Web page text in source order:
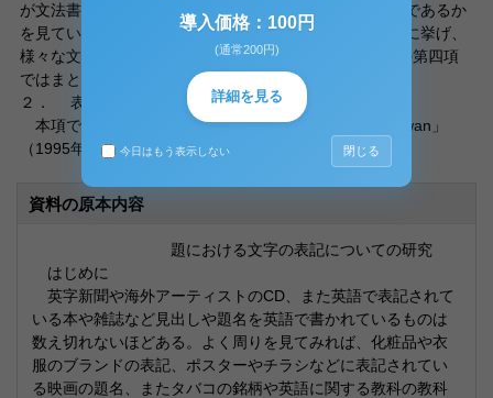
が文法書に書かれていることと照らし合わせてみてどうであるか
を見ていく。第三項では、ブランド名や雑誌の名前を例に挙げ、
様々な文字の使用の仕方について見ていく｡そして最後の第四項
ではまとめを行う。
２． 表題における大文字と小文字の使用
本項では、ユン・チアン著、土屋京子解説の「Wild Swan」
（1995年、講談社）を研究材料の対象として見ていく。
資料の原本内容
題における文字の表記についての研究
はじめに
英字新聞や海外アーティストのCD、また英語で表記されて
いる本や雑誌など見出しや題名を英語で書かれているものは
数え切れないほどある。よく周りを見てみれば、化粧品や衣
服のブランドの表記、ポスターやチラシなどに表記されてい
る映画の題名、またタバコの銘柄や英語に関する教科の教科
導入価格：100円
(通常200円)
詳細を見る
今日はもう表示しない 閉じる